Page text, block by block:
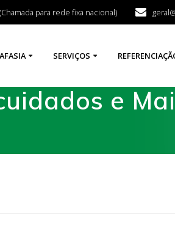
para rede fixa nacional)
AFASIA SERVIÇOS
e